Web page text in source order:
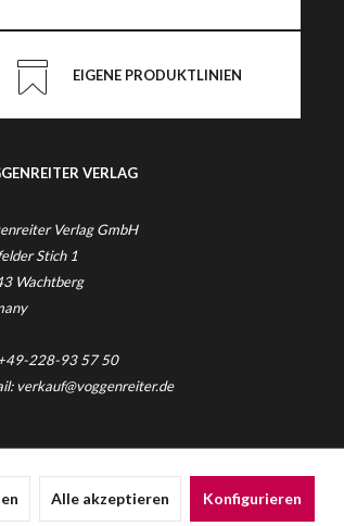
EIGENE PRODUKTLINIEN
VERLAG
Verlag GmbH
Stich 1
Wachtberg
228-93 57 50
verkauf@voggenreiter.de
Alle akzeptieren Konfigurieren